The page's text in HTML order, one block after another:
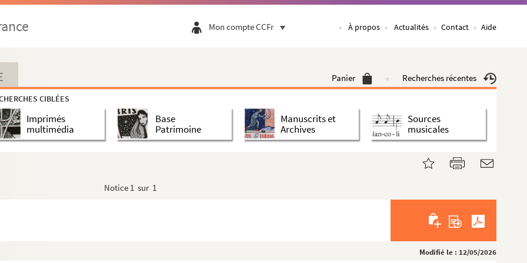
Mon compte CCFr À propos Actualités Contact Aide
Panier Recherches récentes
CIBLÉES
Imprimés
multimédia
Base
Patrimoine
Manuscrits et
Archives
Sources
musicales
Notice 1 sur 1
Modifié le : 12/05/2026